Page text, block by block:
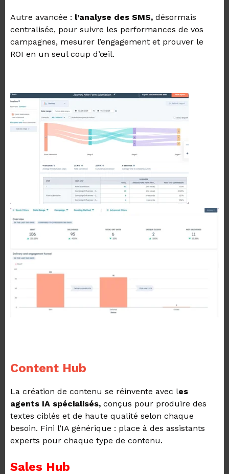
Autre avancée : l’analyse des SMS, désormais
centralisée, pour suivre les performances de vos
campagnes, mesurer l’engagement et prouver le
ROI en un seul coup d’œil.
Content Hub
La création de contenu se réinvente avec les
agents IA spécialisés, conçus pour produire des
textes ciblés et de haute qualité selon chaque
besoin. Fini l’IA générique : place à des assistants
experts pour chaque type de contenu.
Sales Hub